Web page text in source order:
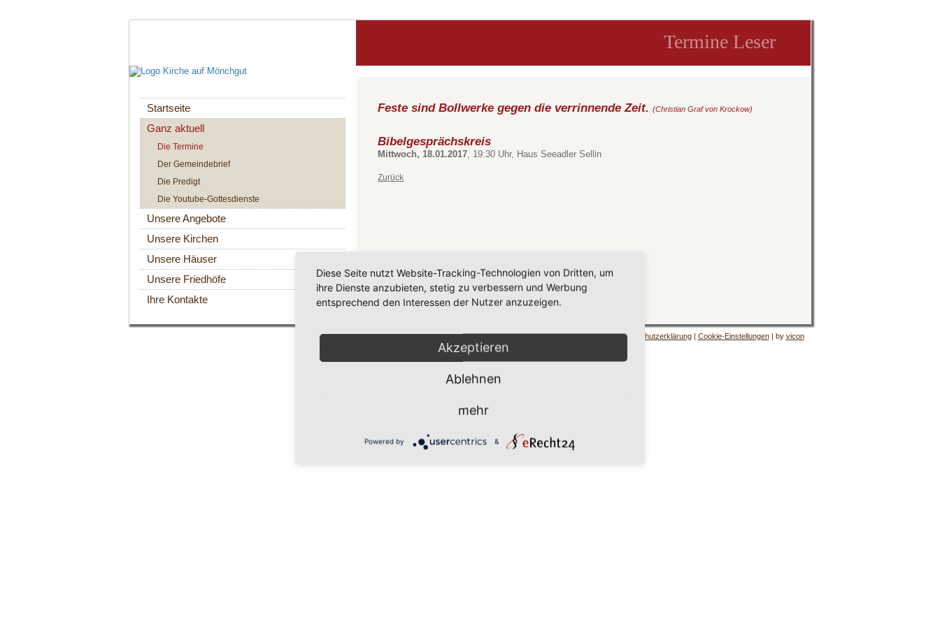
Termine Leser
Feste sind Bollwerke gegen die verrinnende Zeit.(Christian Graf von Krockow)
Bibelgesprächskreis
Mittwoch, 18.01.2017, 19:30 Uhr, Haus Seeadler Sellin
Zurück
Navigation
überspringen
Startseite
Ganz aktuell
Die Termine
Der Gemeindebrief
Die Predigt
Die Youtube-Gottesdienste
Unsere Angebote
Unsere Kirchen
Unsere Häuser
Unsere Friedhöfe
Ihre Kontakte
Mönchgut 2026 |Impressum|Datenschutzerklärung| Cookie-Einstellungen| by vicon
Diese Seite nutzt Website-Tracking-Technologien von Dritten, um
ihre Dienste anzubieten, stetig zu verbessern und Werbung
entsprechend den Interessen der Nutzer anzuzeigen.
Akzeptieren
Ablehnen
mehr
Powered by &